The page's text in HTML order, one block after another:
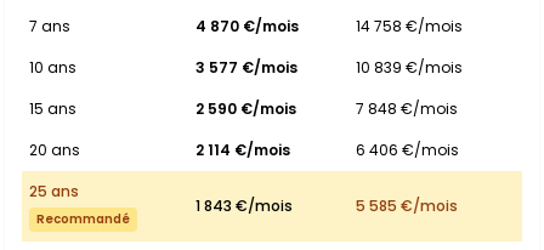
7 ans
4 870 €/mois
14 758 €/mois
10 ans
3 577 €/mois
10 839 €/mois
15 ans
2 590 €/mois
7 848 €/mois
20 ans
2 114 €/mois
6 406 €/mois
25 ans
Recommandé
1 843 €/mois 5 585 €/mois